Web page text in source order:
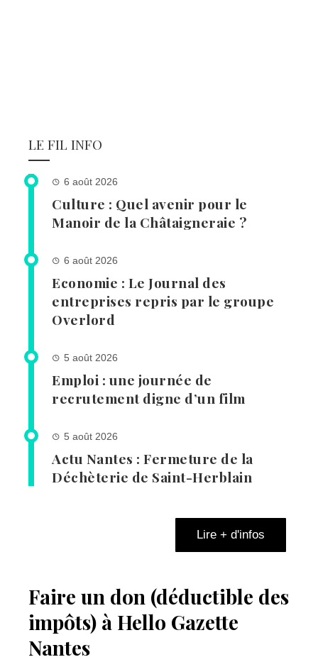
LE FIL INFO
6 août 2026
Culture : Quel avenir pour le
Manoir de la Châtaigneraie ?
6 août 2026
Economie : Le Journal des
entreprises repris par le groupe
Overlord
5 août 2026
Emploi : une journée de
recrutement digne d’un film
5 août 2026
Actu Nantes : Fermeture de la
Déchèterie de Saint-Herblain
Lire + d'infos
Faire un don (déductible des
impôts) à Hello Gazette
Nantes